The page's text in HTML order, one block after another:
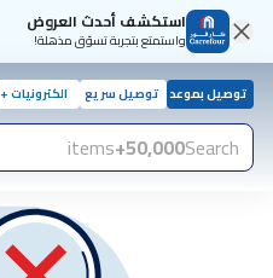
استكشف أحدث العروض
واستمتع بتجربة تسوّق مذهلة!
توصيل بموعد توصيل سريع الكترونيات +
Search
50,000+
items